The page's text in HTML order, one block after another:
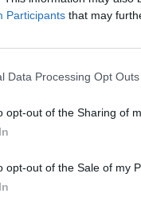
Participants that may
Data Processing Opt Outs
opt-out of the Sharing of
opt-out of the Sale of my